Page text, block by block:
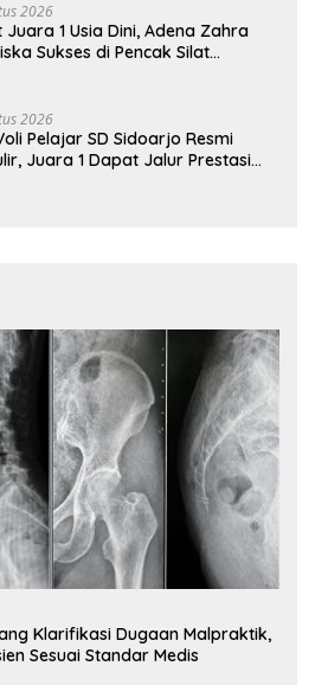
2026
Juara 1 Usia Dini, Adena Zahra
Sukses di Pencak Silat
2026
Pelajar SD Sidoarjo Resmi
Juara 1 Dapat Jalur Prestasi
Klarifikasi Dugaan Malpraktik,
Sesuai Standar Medis